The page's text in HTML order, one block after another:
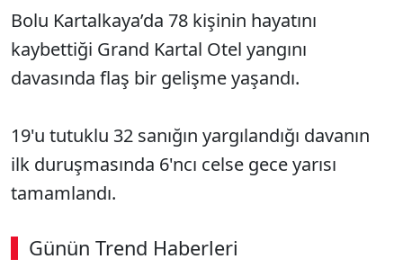
Bolu Kartalkaya’da 78 kişinin hayatını
kaybettiği Grand Kartal Otel yangını
davasında flaş bir gelişme yaşandı.
19'u tutuklu 32 sanığın yargılandığı davanın
ilk duruşmasında 6'ncı celse gece yarısı
tamamlandı.
Günün Trend Haberleri